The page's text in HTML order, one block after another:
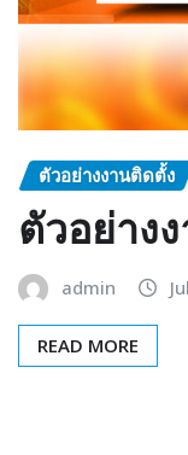
ตัวอย่างงานติดตั้ง
ตัวอย่าง
admin
READ MORE